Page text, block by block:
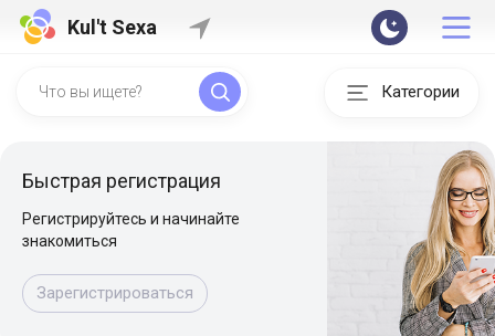
Kul't Sexa
Категории
Быстрая регистрация
Регистрируйтесь и начинайте
знакомиться
Зарегистрироваться